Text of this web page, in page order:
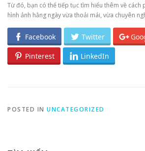
Từ đó, bạn có thể tiếp tục tìm hiểu thêm về cách
hình ảnh hằng ngày vừa thoải mái, vừa chuyên
Facebook Twitter
Pinterest LinkedIn
POSTED IN UNCATEGORIZED